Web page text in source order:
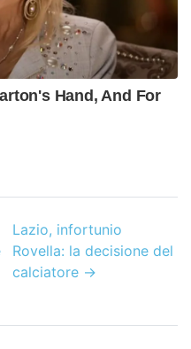
Lazio, infortunio
Rovella: la decisione del
calciatore→